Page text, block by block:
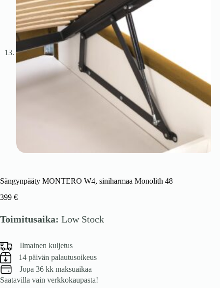
Sängynpääty MONTERO W4, siniharmaa Monolith 48
399 €
Toimitusaika: Low Stock
Ilmainen kuljetus
14 päivän palautusoikeus
Jopa 36 kk maksuaikaa
Saatavilla vain verkkokaupasta!